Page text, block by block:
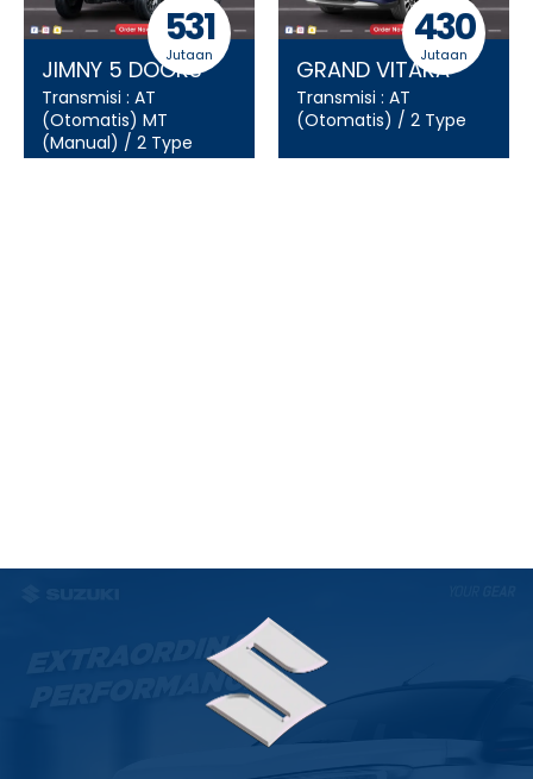
531
Jutaan
JIMNY 5 DOORS
Transmisi : AT
(Otomatis) MT
(Manual) / 2 Type
430
Jutaan
GRAND VITARA
Transmisi : AT
(Otomatis) / 2 Type